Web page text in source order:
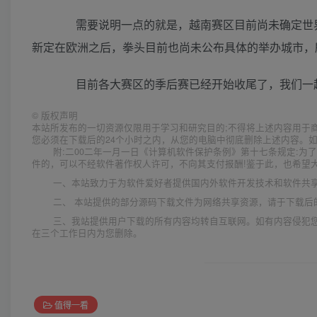
需要说明一点的就是，越南赛区目前尚未确定世
新定在欧洲之后，拳头目前也尚未公布具体的举办城市
目前各大赛区的季后赛已经开始收尾了，我们一
© 版权声明
本站所发布的一切资源仅限用于学习和研究目的;不得将上述内容用
您必须在下载后的24个小时之内，从您的电脑中彻底删除上述内容
附:二00二年一月一日《计算机软件保护条例》第十七条规定:为
件的，可以不经软件著作权人许可，不向其支付报酬!鉴于此，也希望
一、本站致力于为软件爱好者提供国内外软件开发技术和软件共
二、 本站提供的部分源码下载文件为网络共享资源，请于下载
三、我站提供用户下载的所有内容均转自互联网。如有内容侵
在三个工作日内为您删除。
值得一看